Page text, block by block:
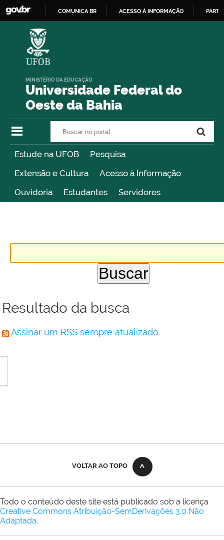
COMUNICA BR ACESSO À INFORMAÇÃO
Universidade Federal do
Oeste da Bahia
MINISTÉRIO DA EDUCAÇÃO
Estude na UFOB
Pesquisa
Extensão e Cultura
Acesso à Informação
Ouvidoria
Estudantes Servidores
Resultado da busca
Assinar um RSS sempre atualizado.
VOLTAR AO TOPO
Todo o conteúdo deste site está publicado sob a licença
Creative Commons Atribuição-SemDerivações 3.0 Não
Adaptada.